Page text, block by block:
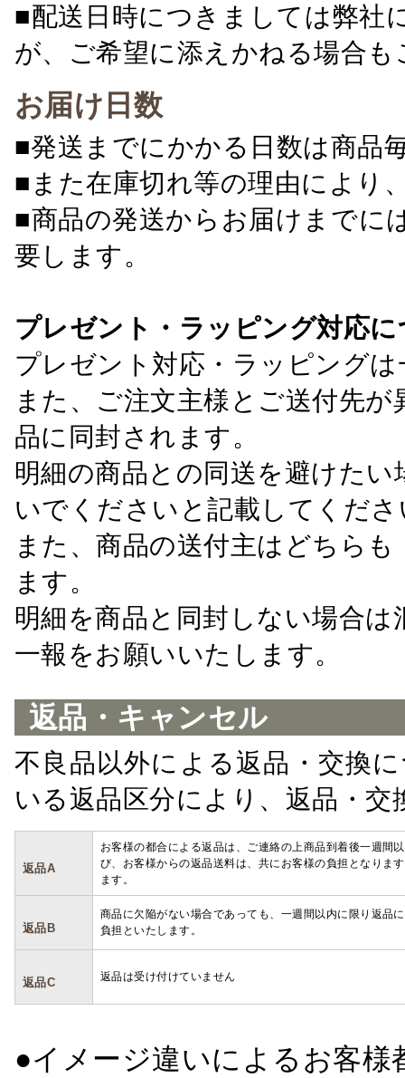
■配送日時につきましては弊社
が、ご希望に添えかねる場合
お届け日数
■発送までにかかる日数は商品
■また在庫切れ等の理由により
■商品の発送からお届けまでに
要します。
プレゼント・ラッピング対応
プレゼント対応・ラッピング
また、ご注文主様とご送付先
品に同封されます。
明細の商品との同送を避けた
いでくださいと記載してくださ
また、商品の送付主はどちら
ます。
明細を商品と同封しない場合
一報をお願いいたします。
返品・キャンセル
不良品以外による返品・交換
いる返品区分により、返品・
返品A
お客様の都合による返品は、ご連絡の上商品到着後一週間
び、お客様からの返品送料は、共にお客様の負担となりま
ます。
返品B
商品に欠陥がない場合であっても、一週間以内に限り返品
負担といたします。
返品C 返品は受け付けていません
●イメージ違いによるお客